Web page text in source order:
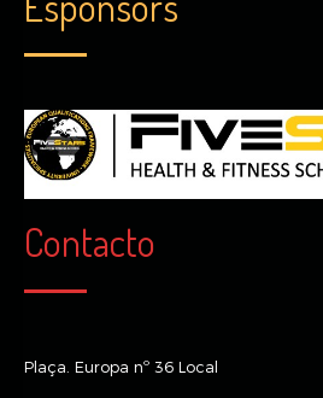
Contacto
Plaça. Europa nº 36 Local